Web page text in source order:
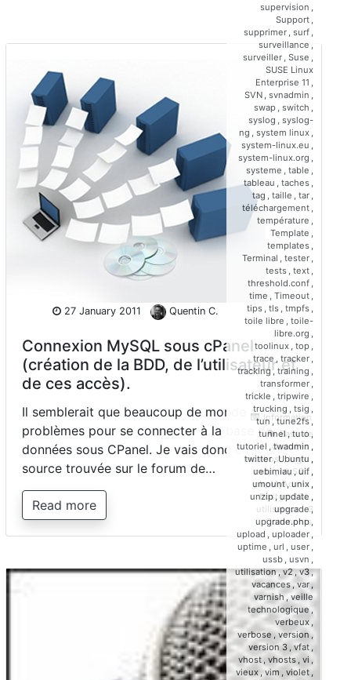
27 January 2011 Quentin C.
Connexion MySQL sous cPanel
(création de la BDD, de l’utilisateur et
de ces accès).
Il semblerait que beaucoup de monde ait des
problèmes pour se connecter à la base de
données sous CPanel. Je vais donc citer une
source trouvée sur le forum de…
Read more
Information
Base de
données
localhost,login
mdp,MySQL
phpMyAdmin
PostgreSQL
utilisateur
3
Commentson
cPanel
(création
de
la
de
et
supervision ,
Support ,
supprimer , surf ,
surveillance ,
surveiller , Suse ,
SUSE Linux
Enterprise 11 ,
SVN , svnadmin ,
swap , switch ,
syslog , syslog-
ng , system linux ,
system-linux.eu ,
system-linux.org ,
systeme , table ,
tableau , taches ,
tag , taille , tar ,
téléchargement ,
température ,
Template ,
templates ,
Terminal , tester ,
tests , text ,
threshold.conf ,
time , Timeout ,
tips , tls , tmpfs ,
toile libre , toile-
libre.org ,
toolinux , top ,
trace , tracker ,
tracking, training ,
transformer ,
trickle , tripwire ,
trucking , tsig ,
tun,tune2fs,
tunnel,tuto,
tutoriel ,twadmin ,
twitter,Ubuntu ,
uebimiau,uif ,
umount,unix ,
unzip ,update ,
upgrade,
upgrade.php,
upload , uploader ,
uptime , url , user ,
ussb , usvn ,
utilisation,v2,v3,
vacances , var,
varnish , veille
technologique ,
verbeux ,
verbose ,version,
version 3 , vfat ,
vhost , vhosts , vi ,
vieux , vim , violet,